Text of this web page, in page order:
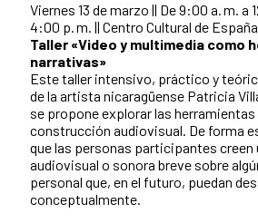
Viernes 13 de marzo || De 9:00 a. m. a
4:00 p. m. || Centro Cultural de España
Taller «Video y multimedia como
narrativas»
Este taller intensivo, práctico y
de la artista nicaragüense Patricia
se propone explorar las
construcción audiovisual. De forma
que las personas participantes creen
audiovisual o sonora breve sobre
personal que, en el futuro, puedan
conceptualmente.